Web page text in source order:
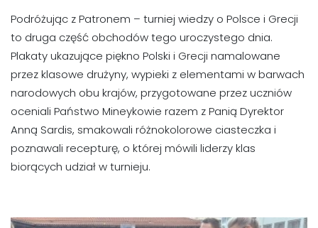
Podróżując z Patronem – turniej wiedzy o Polsce i Grecji
to druga część obchodów tego uroczystego dnia.
Plakaty ukazujące piękno Polski i Grecji namalowane
przez klasowe drużyny, wypieki z elementami w barwach
narodowych obu krajów, przygotowane przez uczniów
oceniali Państwo Mineykowie razem z Panią Dyrektor
Anną Sardis, smakowali różnokolorowe ciasteczka i
poznawali recepturę, o której mówili liderzy klas
biorących udział w turnieju.